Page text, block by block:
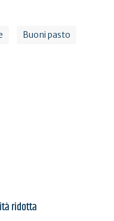
Buoni pasto
ridotta